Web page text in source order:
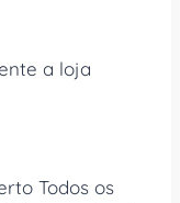
a loja
Todos os